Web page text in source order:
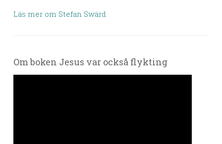
Läs mer om Stefan Swärd.
Om boken Jesus var också flykting